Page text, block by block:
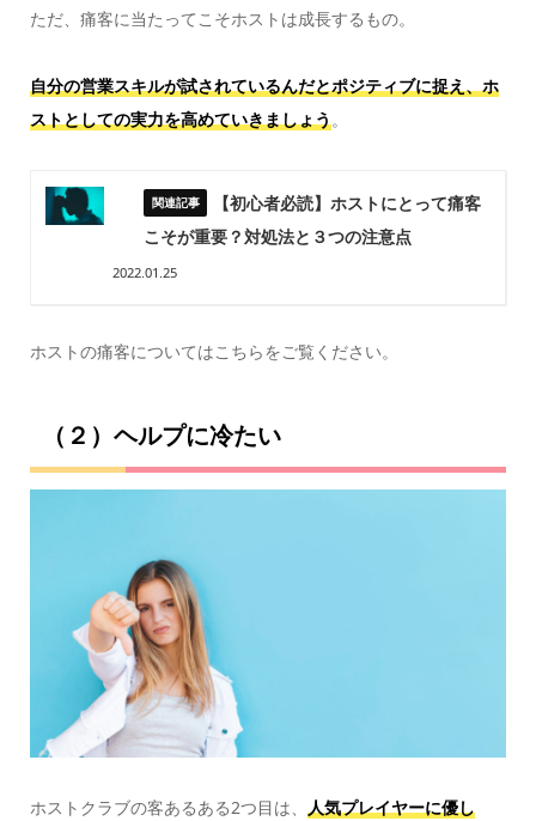
ただ、痛客に当たってこそホストは成長するもの。
自分の営業スキルが試されているんだとポジティブに捉え、ホ
ストとしての実力を高めていきましょう。
【初心者必読】ホストにとって痛客
こそが重要？対処法と３つの注意点
2022.01.25
ホストの痛客についてはこちらをご覧ください。
（２）ヘルプに冷たい
ホストクラブの客あるある2つ目は、 人気プレイヤーに優し